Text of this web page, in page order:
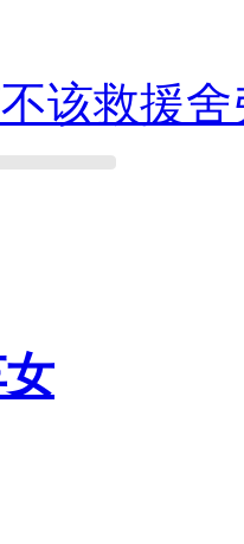
该救援舍